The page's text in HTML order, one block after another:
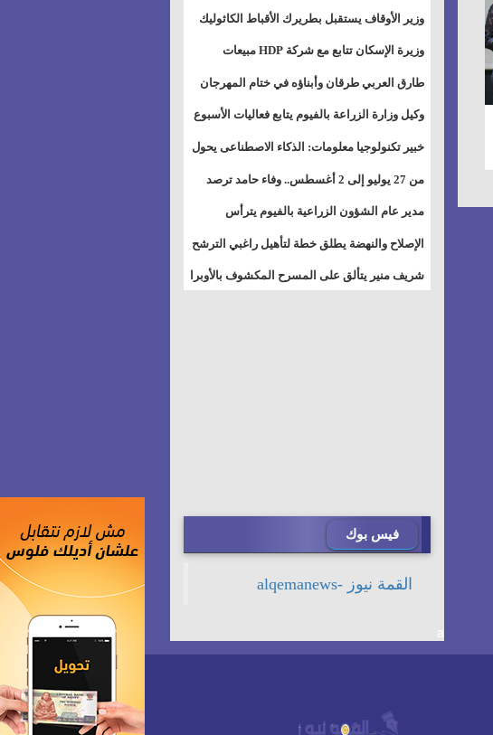
الأستاذ بجامعة هارفارد توسيع برامج التوعية
وزير الأوقاف يستقبل بطريرك الأقباط الكاثوليك
وزيرة الإسكان تتابع مع شركة HDP مبيعات
وتسويق مشروعات المدن الجديدة
طارق العربي طرقان وأبناؤه في ختام المهرجان
الصيفي للموسيقى والغناء بالمسرح المكشوف
وكيل وزارة الزراعة بالفيوم يتابع فعاليات الأسبوع
خبير تكنولوجيا معلومات: الذكاء الاصطناعى يحول
المستخدم إلى سلعة فى اقتصاد الانتباه
من 27 يوليو إلى 2 أغسطس.. وفاء حامد ترصد
تأثيرات أقوى الاتصالات الفلكية على الأبراج
مدير عام الشؤون الزراعية بالفيوم يترأس
الاجتماع الدوري لمتابعة الحصر الحيازي الجديدة
الإصلاح والنهضة يطلق خطة لتأهيل راغبي الترشح
للمجالس الشعبية المحلية ويستعرض خطط
أماناته بالمحافظات
شريف منير يتألق على المسرح المكشوف بالأوبرا
فيس بوك
a